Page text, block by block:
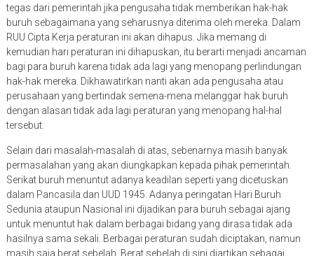
tegas dari pemerintah jika pengusaha tidak memberikan hak-hak
buruh sebagaimana yang seharusnya diterima oleh mereka. Dalam
RUU Cipta Kerja peraturan ini akan dihapus. Jika memang di
kemudian hari peraturan ini dihapuskan, itu berarti menjadi ancaman
bagi para buruh karena tidak ada lagi yang menopang perlindungan
hak-hak mereka. Dikhawatirkan nanti akan ada pengusaha atau
perusahaan yang bertindak semena-mena melanggar hak buruh
dengan alasan tidak ada lagi peraturan yang menopang hal-hal
tersebut.
Selain dari masalah-masalah di atas, sebenarnya masih banyak
permasalahan yang akan diungkapkan kepada pihak pemerintah.
Serikat buruh menuntut adanya keadilan seperti yang dicetuskan
dalam Pancasila dan UUD 1945. Adanya peringatan Hari Buruh
Sedunia ataupun Nasional ini dijadikan para buruh sebagai ajang
untuk menuntut hak dalam berbagai bidang yang dirasa tidak ada
hasilnya sama sekali. Berbagai peraturan sudah diciptakan, namun
masih saja berat sebelah. Berat sebelah di sini diartikan sebagai